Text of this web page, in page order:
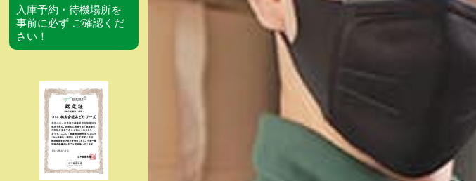
入庫予約・待機場所を
事前に必ず ご確認くだ
さい！